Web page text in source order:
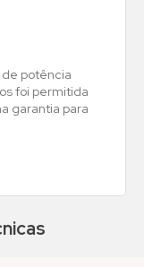
potência
foi permitida
garantia para